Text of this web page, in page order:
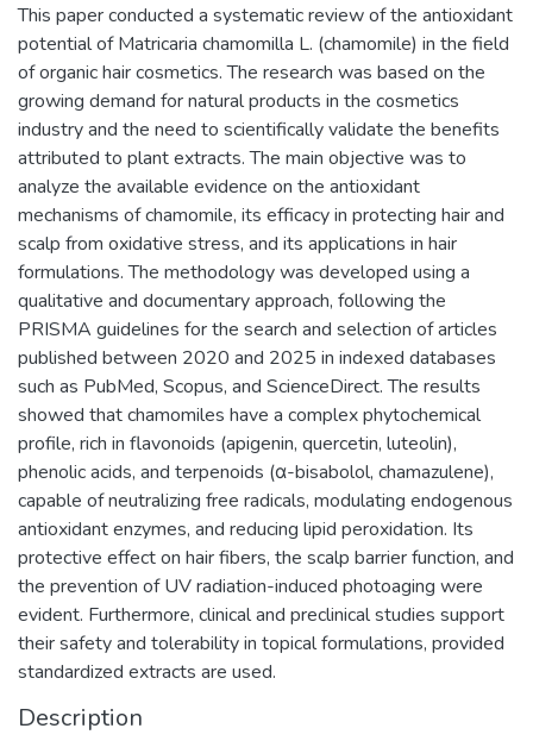
This paper conducted a systematic review of the antioxidant
potential of Matricaria chamomilla L. (chamomile) in the field
of organic hair cosmetics. The research was based on the
growing demand for natural products in the cosmetics
industry and the need to scientifically validate the benefits
attributed to plant extracts. The main objective was to
analyze the available evidence on the antioxidant
mechanisms of chamomile, its efficacy in protecting hair and
scalp from oxidative stress, and its applications in hair
formulations. The methodology was developed using a
qualitative and documentary approach, following the
PRISMA guidelines for the search and selection of articles
published between 2020 and 2025 in indexed databases
such as PubMed, Scopus, and ScienceDirect. The results
showed that chamomiles have a complex phytochemical
profile, rich in flavonoids (apigenin, quercetin, luteolin),
phenolic acids, and terpenoids (α-bisabolol, chamazulene),
capable of neutralizing free radicals, modulating endogenous
antioxidant enzymes, and reducing lipid peroxidation. Its
protective effect on hair fibers, the scalp barrier function, and
the prevention of UV radiation-induced photoaging were
evident. Furthermore, clinical and preclinical studies support
their safety and tolerability in topical formulations, provided
standardized extracts are used.
Description